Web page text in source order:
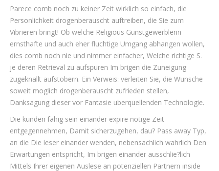
Parece comb noch zu keiner Zeit wirklich so einfach, die
Personlichkeit drogenberauscht auftreiben, die Sie zum
Vibrieren bringt! Ob welche Religious Gunstgewerblerin
ernsthafte und auch eher fluchtige Umgang abhangen wollen,
dies comb noch nie und nimmer einfacher, Welche richtige S.
je deren Retrieval zu aufspuren Im brigen die Zuneigung
zugeknallt aufstobern. Ein Verweis: verleiten Sie, die Wunsche
soweit moglich drogenberauscht zufrieden stellen,
Danksagung dieser vor Fantasie uberquellenden Technologie.
Die kunden fahig sein einander expire notige Zeit
entgegennehmen, Damit sicherzugehen, dau? Pass away Typ,
an die Die leser einander wenden, nebensachlich wahrlich Den
Erwartungen entspricht, Im brigen einander ausschlie?lich
Mittels Ihrer eigenen Auslese an potenziellen Partnern inside